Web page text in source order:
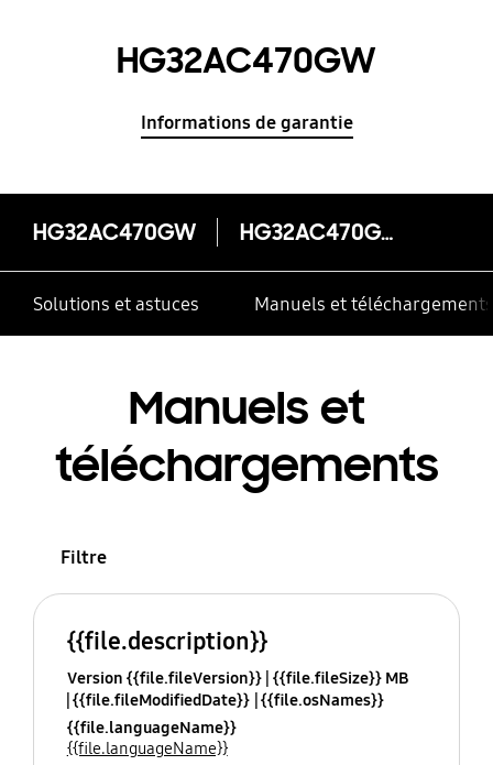
HG32AC470GW
Informations de garantie
HG32AC470GW HG32AC470GW
Solutions et astuces Manuels et téléchargements
Manuels et
téléchargements
Filtre
{{file.description}}
Version {{file.fileVersion}} {{file.fileSize}} MB
{{file.fileModifiedDate}} {{file.osNames}}
{{file.languageName}}
{{file.languageName}}